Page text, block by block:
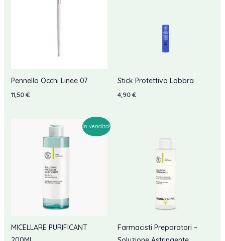
Pennello Occhi Linee 07
11,50€
Stick Protettivo Labbra
4,90€
In vendita!
MICELLARE PURIFICANT
Farmacisti Preparatori –